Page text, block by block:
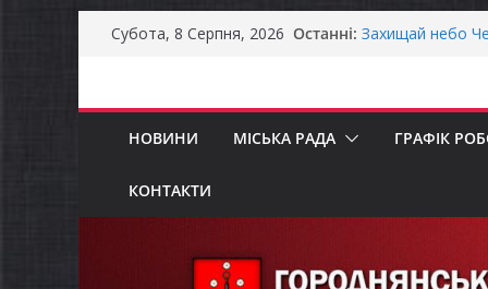
Перейти
Субота, 8 Серпня, 2026 Останні: Захищай небо
Як отримати
НОВИНИ МІСЬКА РАДА ГРАФІК
КОНТАКТИ